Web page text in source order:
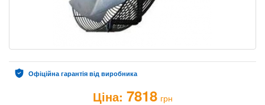
Офіційна гарантія від виробника
Ціна: 7818 грн